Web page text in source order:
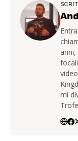
mi